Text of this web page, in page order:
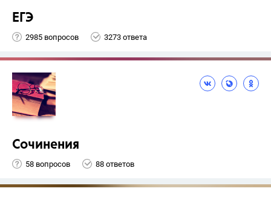
ЕГЭ
2985 вопросов 3273 ответа
Сочинения
58 вопросов 88 ответов